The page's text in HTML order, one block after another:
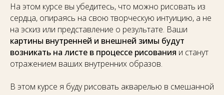
На этом курсе вы убедитесь, что можно рисовать из
сердца, опираясь на свою творческую интуицию, а не
на эскиз или представление о результате. Ваши
картины внутренней и внешней зимы будут
возникать на листе в процессе рисования и станут
отражением ваших внутренних образов.
В этом курсе я буду рисовать акварелью в смешанной